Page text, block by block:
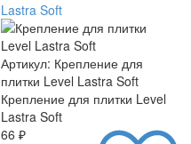
Lastra Soft
Артикул: Крепление для
плитки Level Lastra Soft
Крепление для плитки Level
Lastra Soft
66 ₽